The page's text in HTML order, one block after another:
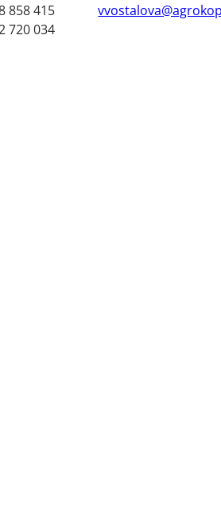
858 415
720 034